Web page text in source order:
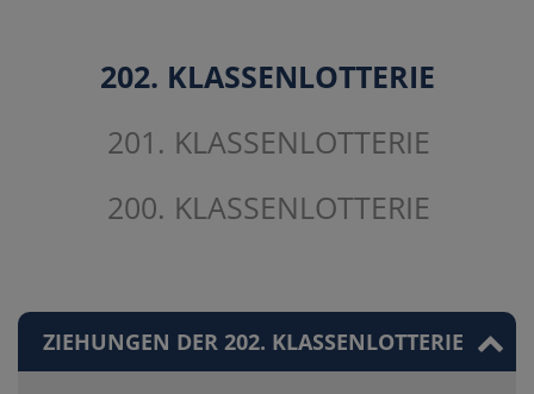
202. KLASSENLOTTERIE
201. KLASSENLOTTERIE
200. KLASSENLOTTERIE
ZIEHUNGEN DER 202. KLASSENLOTTERIE